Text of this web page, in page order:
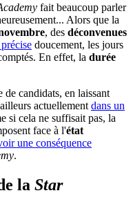
fait beaucoup parler
Alors que la
, des déconvenues
doucement, les jours
En effet, la durée
candidats, en laissant
actuellement dans un
si cela ne suffisait pas, la
face à l'état
une conséquence
.
la Star